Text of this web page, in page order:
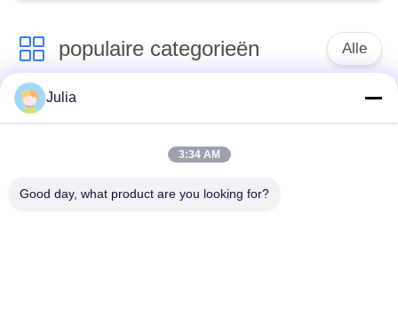
populaire categorieën Alle
Verdedigingsbarrière
Zand Gevulde
Julia
3:34 AM
Good day, what product are you looking for?